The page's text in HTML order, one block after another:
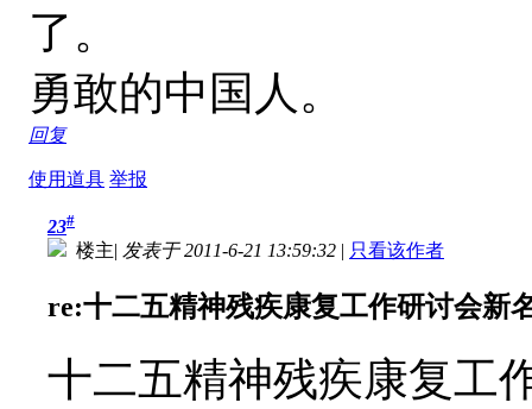
了。
勇敢的中国人。
回复
使用道具 举报
23#
楼主| 发表于 2011-6-21 13:59:32 | 只看该作者
re:十二五精神残疾康复工作研讨会新
十二五精神残疾康复工